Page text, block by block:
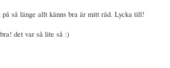
på så länge allt känns bra är mitt råd. Lycka till!
det var så lite så :)